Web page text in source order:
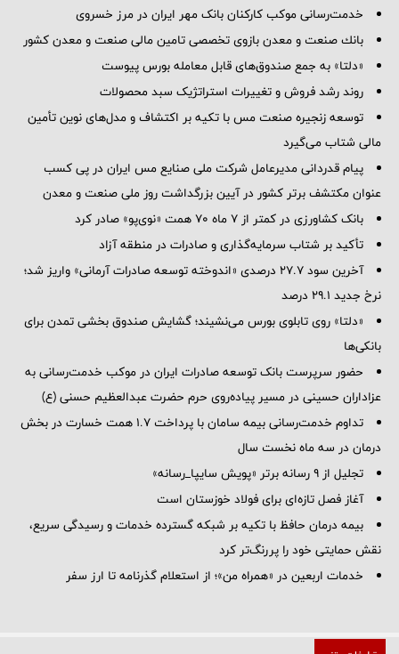
خدمت‌رسانی موکب کارکنان بانک مهر ایران در مرز خسروی
بانك صنعت و معدن بازوی تخصصی تامین مالی صنعت و معدن كشور
«دلتا» به جمع صندوق‌های قابل معامله بورس پیوست
روند رشد فروش و تغییرات استراتژیک سبد محصولات
توسعه زنجیره صنعت مس با تکیه بر اکتشاف و مدل‌های نوین تأمین
مالی شتاب می‌گیرد
پیام قدردانی مدیرعامل شرکت ملی صنایع مس ایران در پی کسب
عنوان مکتشف برتر کشور در آیین بزرگداشت روز ملی صنعت و معدن
بانک کشاورزی در کمتر از ۷ ماه ۷۰ همت «نوی‌پو» صادر کرد
تأکید بر شتاب سرمایه‌گذاری و صادرات در منطقه آزاد
آخرین سود ۲۷.۷ درصدی «اندوخته توسعه صادرات آرمانی» واریز شد؛
نرخ جدید ۲۹.۱ درصد
«دلتا» روی تابلوی بورس می‌نشیند؛ گشایش صندوق بخشی تمدن برای
بانکی‌ها
حضور سرپرست بانک توسعه صادرات ایران در موکب خدمت‌رسانی به
عزاداران حسینی در مسیر پیاده‌روی حرم حضرت عبدالعظیم حسنی (ع)
تداوم خدمت‌رسانی بیمه سامان با پرداخت ۱.۷ همت خسارت در بخش
درمان در سه ماه نخست سال
تجلیل از ۹ رسانه برتر «پویش سایپا_رسانه»
آغاز فصل تازه‌ای برای فولاد خوزستان است
بیمه درمان حافظ با تکیه بر شبکه گسترده خدمات و رسیدگی سریع،
نقش حمایتی خود را پررنگ‌تر کرد
خدمات اربعین در «همراه من»؛ از استعلام گذرنامه تا ارز سفر